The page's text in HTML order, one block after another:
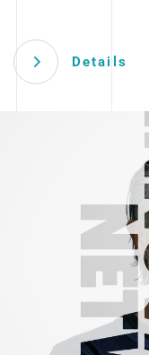
Details